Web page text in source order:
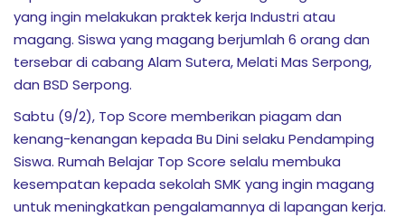
motorik dan
Edukasi
Dunia Satwa
yang ingin melakukan praktek kerja Industri atau
magang. Siswa yang magang berjumlah 6 orang dan
tersebar di cabang Alam Sutera, Melati Mas Serpong,
dan BSD Serpong.
Sabtu (9/2), Top Score memberikan piagam dan
kenang-kenangan kepada Bu Dini selaku Pendamping
Siswa. Rumah Belajar Top Score selalu membuka
kesempatan kepada sekolah SMK yang ingin magang
untuk meningkatkan pengalamannya di lapangan kerja.